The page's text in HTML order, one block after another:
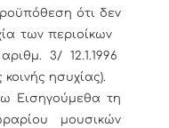
ότι δεν
των περιοίκων
3/ 12.1.1996
ησυχίας).
Εισηγούμεθατη
μουσικών